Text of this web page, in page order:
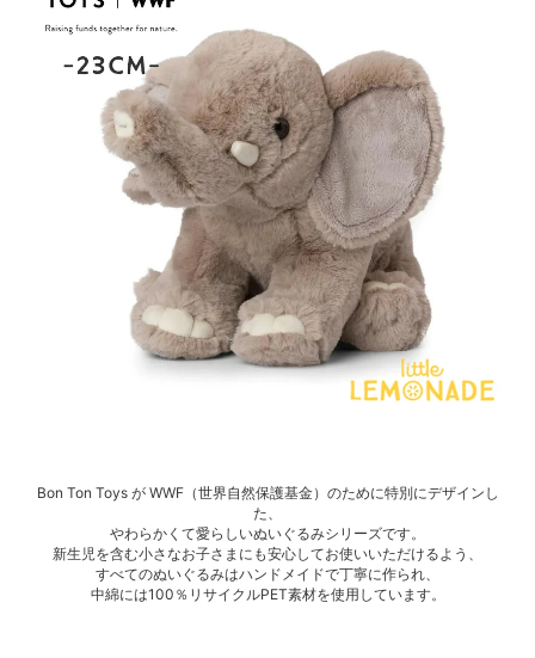
Bon Ton Toys が WWF（世界自然保護基金）のために特別にデザインし
た、
やわらかくて愛らしいぬいぐるみシリーズです。
新生児を含む小さなお子さまにも安心してお使いいただけるよう、
すべてのぬいぐるみはハンドメイドで丁寧に作られ、
中綿には100％リサイクルPET素材を使用しています。